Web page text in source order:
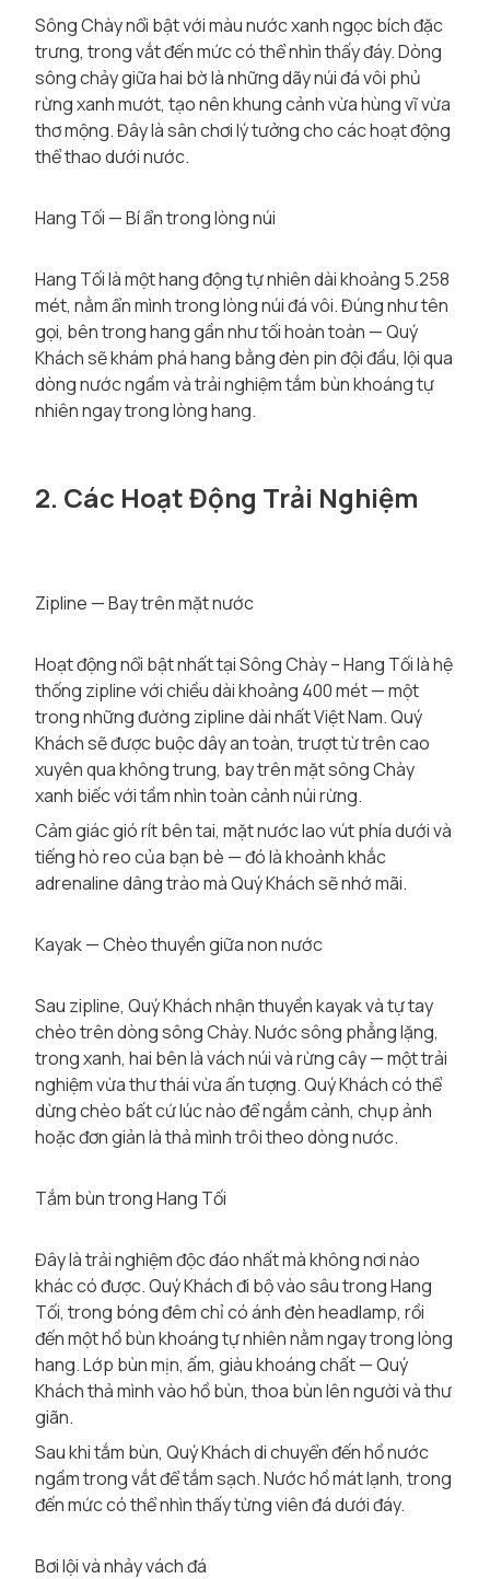
Sông Chày nổi bật với màu nước xanh ngọc bích đặc
trưng, trong vắt đến mức có thể nhìn thấy đáy. Dòng
sông chảy giữa hai bờ là những dãy núi đá vôi phủ
rừng xanh mướt, tạo nên khung cảnh vừa hùng vĩ vừa
thơ mộng. Đây là sân chơi lý tưởng cho các hoạt động
thể thao dưới nước.
Hang Tối — Bí ẩn trong lòng núi
Hang Tối là một hang động tự nhiên dài khoảng 5.258
mét, nằm ẩn mình trong lòng núi đá vôi. Đúng như tên
gọi, bên trong hang gần như tối hoàn toàn — Quý
Khách sẽ khám phá hang bằng đèn pin đội đầu, lội qua
dòng nước ngầm và trải nghiệm tắm bùn khoáng tự
nhiên ngay trong lòng hang.
2. Các Hoạt Động Trải Nghiệm
Zipline — Bay trên mặt nước
Hoạt động nổi bật nhất tại Sông Chày – Hang Tối là hệ
thống zipline với chiều dài khoảng 400 mét — một
trong những đường zipline dài nhất Việt Nam. Quý
Khách sẽ được buộc dây an toàn, trượt từ trên cao
xuyên qua không trung, bay trên mặt sông Chày
xanh biếc với tầm nhìn toàn cảnh núi rừng.
Cảm giác gió rít bên tai, mặt nước lao vút phía dưới và
tiếng hò reo của bạn bè — đó là khoảnh khắc
adrenaline dâng trào mà Quý Khách sẽ nhớ mãi.
Kayak — Chèo thuyền giữa non nước
Sau zipline, Quý Khách nhận thuyền kayak và tự tay
chèo trên dòng sông Chày. Nước sông phẳng lặng,
trong xanh, hai bên là vách núi và rừng cây — một trải
nghiệm vừa thư thái vừa ấn tượng. Quý Khách có thể
dừng chèo bất cứ lúc nào để ngắm cảnh, chụp ảnh
hoặc đơn giản là thả mình trôi theo dòng nước.
Tắm bùn trong Hang Tối
Đây là trải nghiệm độc đáo nhất mà không nơi nào
khác có được. Quý Khách đi bộ vào sâu trong Hang
Tối, trong bóng đêm chỉ có ánh đèn headlamp, rồi
đến một hồ bùn khoáng tự nhiên nằm ngay trong lòng
hang. Lớp bùn mịn, ấm, giàu khoáng chất — Quý
Khách thả mình vào hồ bùn, thoa bùn lên người và thư
giãn.
Sau khi tắm bùn, Quý Khách di chuyển đến hồ nước
ngầm trong vắt để tắm sạch. Nước hồ mát lạnh, trong
đến mức có thể nhìn thấy từng viên đá dưới đáy.
Bơi lội và nhảy vách đá